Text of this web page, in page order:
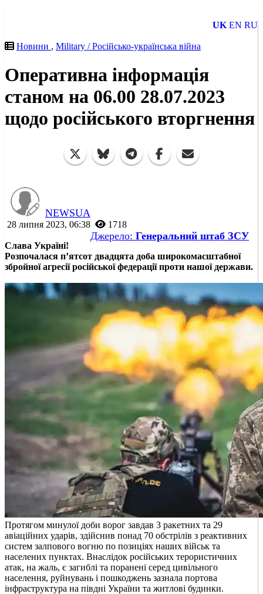
UK EN RU
Новини , Military / Російсько-українська війна
Оперативна інформація
станом на 06.00 28.07.2023
щодо російського вторгнення
NEWSUA
28 липня 2023, 06:38 1718
Джерело: Генеральний штаб ЗСУ
Слава Україні!
Розпочалася п’ятсот двадцята доба широкомасштабної
збройної агресії російської федерації проти нашої держави.
Протягом минулої доби ворог завдав 3 ракетних та 29
авіаційних ударів, здійснив понад 70 обстрілів з реактивних
систем залпового вогню по позиціях наших військ та
населених пунктах. Внаслідок російських терористичних
атак, на жаль, є загиблі та поранені серед цивільного
населення, руйнувань і пошкоджень зазнала портова
інфраструктура на півдні України та житлові будинки.